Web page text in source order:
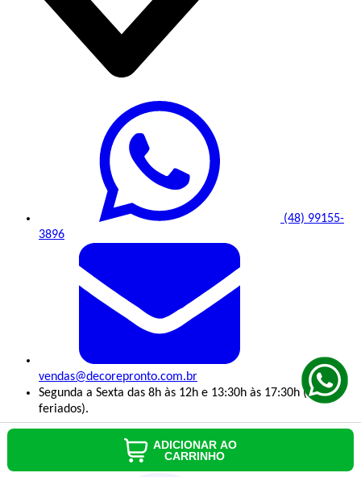
(48) 99155-
3896
vendas@decorepronto.com.br
Segunda a Sexta das 8h às 12h e 13:30h às 17:30h (exceto
feriados).
ADICIONAR AO
CARRINHO